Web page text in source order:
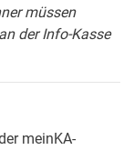
müssen
der Info-Kasse
meinKA-